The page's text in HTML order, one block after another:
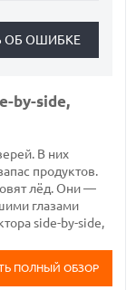
by-side,
В них
продуктов.
лёд. Они —
глазами
side-by-side,
ПОЛНЫЙ ОБЗОР